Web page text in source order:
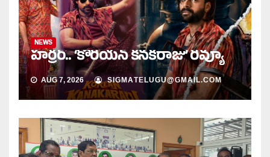
NEWS
హర్రర్.. ‘కొరియన్ కనకరాజు’ రివ్యూ
AUG 7, 2026 SIGMATELUGU@GMAIL.COM